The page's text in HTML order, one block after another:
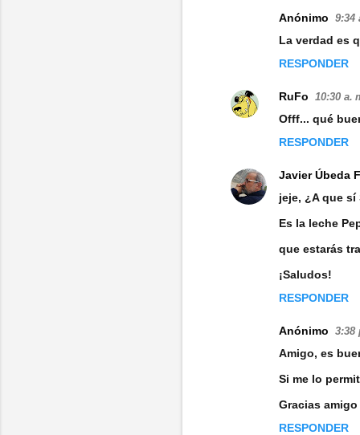
r
s
Anónimo 9:34
La verdad es
RESPONDER
RuFo 10:30 a.
Offf... qué
RESPONDER
Javier Úbeda
jeje, ¿A que sí
Es la leche
que estarás
¡Saludos!
RESPONDER
Anónimo 3:38
Amigo, es
Si me lo
Gracias amigo
RESPONDER